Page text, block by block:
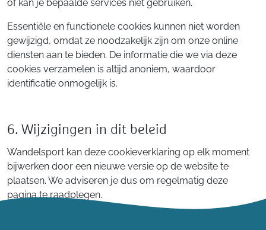
of kan je bepaalde services niet gebruiken.
Essentiële en functionele cookies kunnen niet worden
gewijzigd, omdat ze noodzakelijk zijn om onze online
diensten aan te bieden. De informatie die we via deze
cookies verzamelen is altijd anoniem, waardoor
identificatie onmogelijk is.
6. Wijzigingen in dit beleid
Wandelsport kan deze cookieverklaring op elk moment
bijwerken door een nieuwe versie op de website te
plaatsen. We adviseren je dus om regelmatig deze
pagina te raadplegen.